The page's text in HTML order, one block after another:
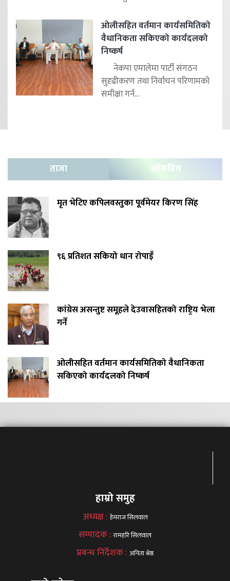
ओलीसहित वर्तमान कार्यसमितिको
वैधानिकता सकिएको कार्यदलको
निष्कर्ष
नेकपा एमालेमा पार्टी संगठन
सुदृढीकरण तथा निर्वाचन परिणामको
समीक्षा गर्न...
ताजा लोकप्रिय
मृत भेटिए कपिलवस्तुका पूर्वमेयर किरण सिंह
९६ प्रतिशत सकियो धान रोपाइँ
कांग्रेस असन्तुष्ट समूहले देउवासहितको राष्ट्रिय भेला
गर्ने
ओलीसहित वर्तमान कार्यसमितिको वैधानिकता
सकिएको कार्यदलको निष्कर्ष
हाम्रो समुह
अध्यक्ष : हेमराज सिलवाल
सम्पादक :रामहरि सिलवाल
प्रबन्ध निर्देशक : अनिता श्रेष्ठ